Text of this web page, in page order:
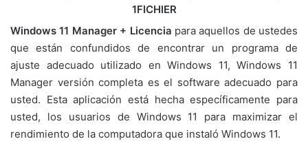
1FICHIER
Windows 11 Manager + Licencia para aquellos de ustedes
que están confundidos de encontrar un programa de
ajuste adecuado utilizado en Windows 11, Windows 11
Manager versión completa es el software adecuado para
usted. Esta aplicación está hecha específicamente para
usted, los usuarios de Windows 11 para maximizar el
rendimiento de la computadora que instaló Windows 11.